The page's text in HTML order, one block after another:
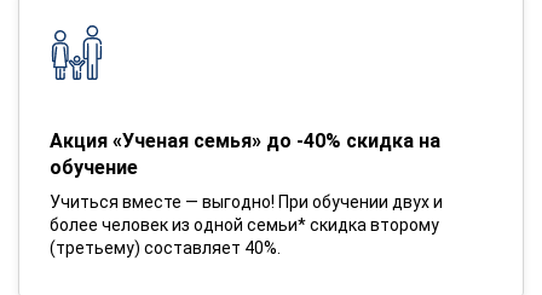
Акция «Ученая семья» до -40% скидка на
обучение
Учиться вместе — выгодно! При обучении двух и
более человек из одной семьи* скидка второму
(третьему) составляет 40%.